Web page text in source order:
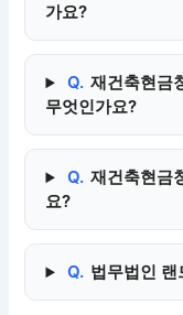
가요?
Q. 재건축현금
무엇인가요?
Q. 재건축현금
요?
Q. 법무법인